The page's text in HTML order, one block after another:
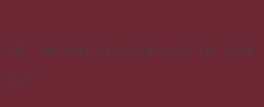
今度、一緒に美味しいものでも食べに行こうね。と約束
をして